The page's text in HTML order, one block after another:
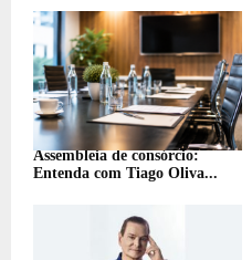
Assembleia de consórcio:
Entenda com Tiago Oliva...